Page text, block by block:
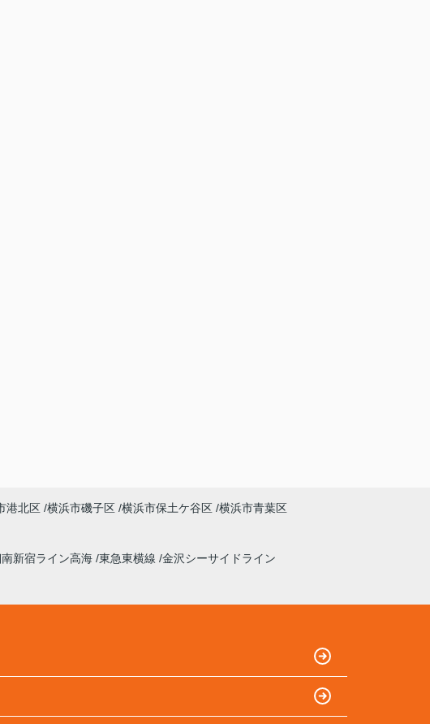
港北区 横浜市磯子区 横浜市保土ケ谷区 横浜市青葉区
新宿ライン高海 東急東横線 金沢シーサイドライン